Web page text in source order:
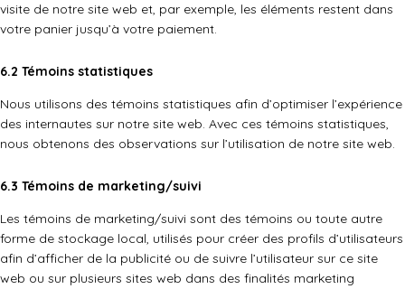
visite de notre site web et, par exemple, les éléments restent dans
votre panier jusqu’à votre paiement.
6.2 Témoins statistiques
Nous utilisons des témoins statistiques afin d’optimiser l’expérience
des internautes sur notre site web. Avec ces témoins statistiques,
nous obtenons des observations sur l’utilisation de notre site web.
6.3 Témoins de marketing/suivi
Les témoins de marketing/suivi sont des témoins ou toute autre
forme de stockage local, utilisés pour créer des profils d’utilisateurs
afin d’afficher de la publicité ou de suivre l’utilisateur sur ce site
web ou sur plusieurs sites web dans des finalités marketing